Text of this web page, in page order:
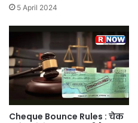
5 April 2024
Cheque Bounce Rules : चेक